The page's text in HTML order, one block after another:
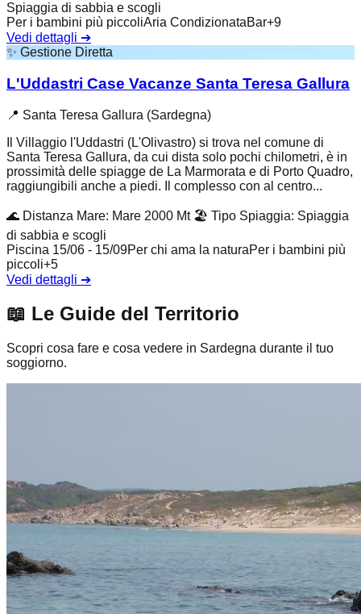
Spiaggia di sabbia e scogli
Per i bambini più piccoliAria CondizionataBar+9
Vedi dettagli ➔
✨ Gestione Diretta
L'Uddastri Case Vacanze Santa Teresa Gallura
📍 Santa Teresa Gallura (Sardegna)
Il Villaggio l'Uddastri (L'Olivastro) si trova nel comune di
Santa Teresa Gallura, da cui dista solo pochi chilometri, è in
prossimità delle spiagge de La Marmorata e di Porto Quadro,
raggiungibili anche a piedi. Il complesso con al centro...
🌊 Distanza Mare: Mare 2000 Mt 🏖️ Tipo Spiaggia: Spiaggia
di sabbia e scogli
Piscina 15/06 - 15/09Per chi ama la naturaPer i bambini più
piccoli+5
Vedi dettagli ➔
📖 Le Guide del Territorio
Scopri cosa fare e cosa vedere in Sardegna durante il tuo
soggiorno.